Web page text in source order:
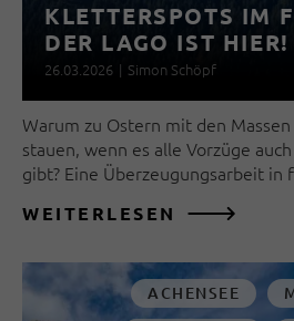
KLETTERSPOTS IM
DER LAGO IST HIER!
26.03.2026 | Simon Schöpf
Warum zu Ostern mit den Massen
stauen, wenn es alle Vorzüge
gibt? Eine Überzeugungsarbeit
WEITERLESEN
ACHENSEE